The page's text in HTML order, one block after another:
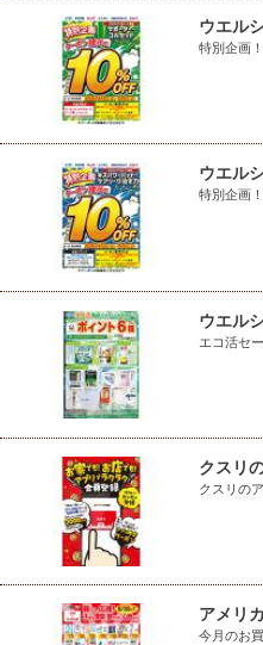
ウエル
特別企画
ウエル
特別企画
ウエル
エコ活セ
クスリ
クスリの
アメリ
今月のお